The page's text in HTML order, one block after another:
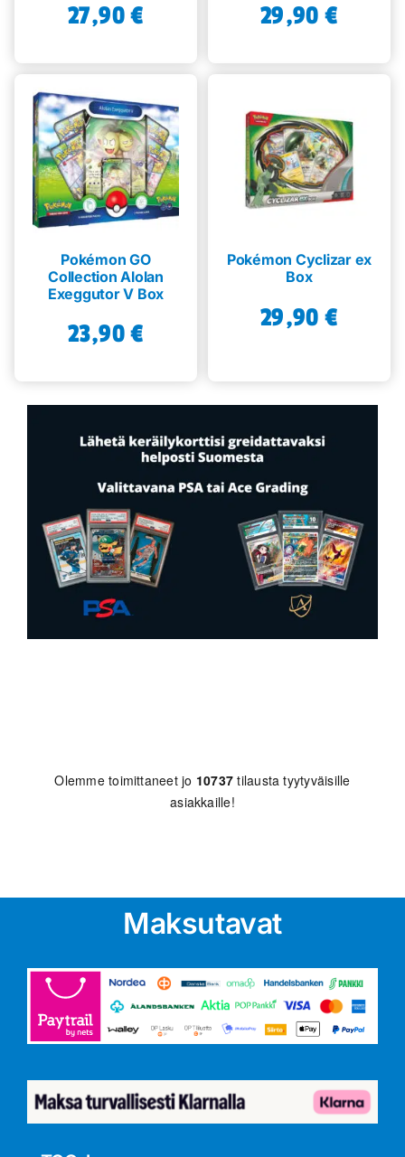
27,90€ 29,90 €
Pokémon GO
Collection Alolan
Exeggutor V Box
23,90€
Pokémon Cyclizar ex
Box
29,90 €
Olemme toimittaneet jo 10737 tilausta tyytyväisille
asiakkaille!
Maksutavat